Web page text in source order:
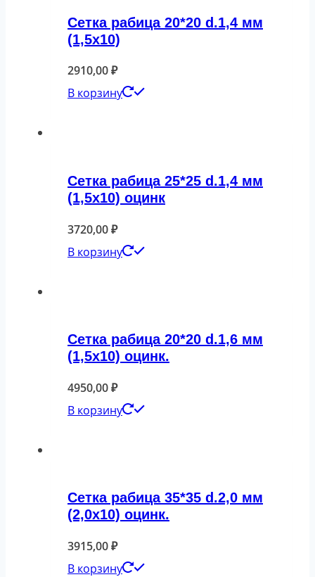
Сетка рабица 20*20 d.1,4 мм
(1,5х10)
2910,00₽
В корзину
Сетка рабица 25*25 d.1,4 мм
(1,5х10) оцинк
3720,00₽
В корзину
Сетка рабица 20*20 d.1,6 мм
(1,5х10) оцинк.
4950,00₽
В корзину
Сетка рабица 35*35 d.2,0 мм
(2,0х10) оцинк.
3915,00₽
В корзину